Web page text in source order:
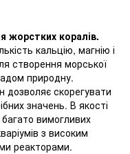
жорстких коралів.
кальцію, магнію і
створення морської
природну.
дозволяє скорегувати
значень. В якості
вимогливих
з високим
реакторами.